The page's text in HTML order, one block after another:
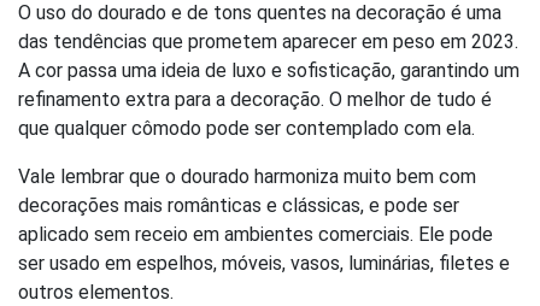
O uso do dourado e de tons quentes na decoração é uma
das tendências que prometem aparecer em peso em 2023.
A cor passa uma ideia de luxo e sofisticação, garantindo um
refinamento extra para a decoração. O melhor de tudo é
que qualquer cômodo pode ser contemplado com ela.
Vale lembrar que o dourado harmoniza muito bem com
decorações mais românticas e clássicas, e pode ser
aplicado sem receio em ambientes comerciais. Ele pode
ser usado em espelhos, móveis, vasos, luminárias, filetes e
outros elementos.